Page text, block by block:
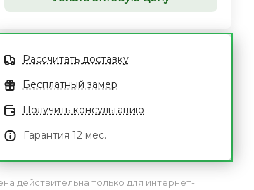
Рассчитать доставку
Бесплатный замер
Получить консультацию
Гарантия 12 мес.
действительна только для интернет-